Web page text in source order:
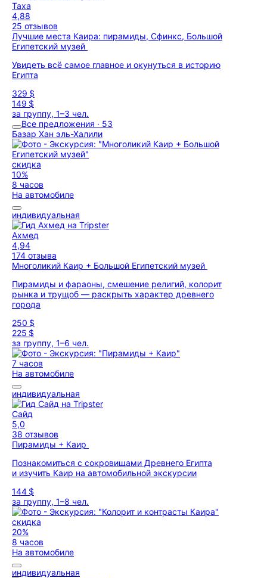
Таха
4,88
25 отзывов
Лучшие места Каира: пирамиды, Сфинкс, Большой
Египетский музей
Увидеть всё самое главное и окунуться в историю
Египта
329 $
149 $
за группу, 1–3 чел.
Все предложения · 53
Базар Хан эль-Халили
скидка
10%
8 часов
На автомобиле
индивидуальная
Ахмед
4,94
174 отзыва
Многоликий Каир + Большой Египетский музей
Пирамиды и фараоны, смешение религий, колорит
рынка и трущоб — раскрыть характер древнего
города
250 $
225 $
за группу, 1–6 чел.
7 часов
На автомобиле
индивидуальная
Сайд
5,0
38 отзывов
Пирамиды + Каир
Познакомиться с сокровищами Древнего Египта
и изучить Каир на автомобильной экскурсии
144 $
за группу, 1–8 чел.
скидка
20%
8 часов
На автомобиле
индивидуальная